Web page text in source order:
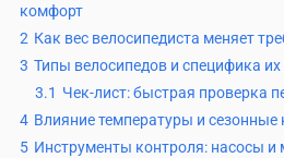
комфорт
2 Как вес велосипедиста меняет
3 Типы велосипедов и специфика
3.1 Чек-лист: быстрая проверка
4 Влияние температуры и сезонные
5 Инструменты контроля: насосы